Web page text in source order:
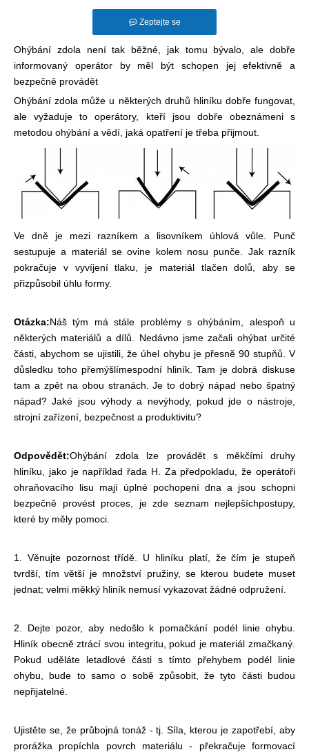
Zeptejte se
Ohýbání zdola není tak běžné, jak tomu bývalo, ale dobře
informovaný operátor by měl být schopen jej efektivně a
bezpečně provádět
Ohýbání zdola může u některých druhů hliníku dobře fungovat,
ale vyžaduje to operátory, kteří jsou dobře obeznámeni s
metodou ohýbání a vědí, jaká opatření je třeba přijmout.
Ve dně je mezi razníkem a lisovníkem úhlová vůle. Punč
sestupuje a materiál se ovine kolem nosu punče. Jak razník
pokračuje v vyvíjení tlaku, je materiál tlačen dolů, aby se
přizpůsobil úhlu formy.
Otázka:Náš tým má stále problémy s ohýbáním, alespoň u
některých materiálů a dílů. Nedávno jsme začali ohýbat určité
části, abychom se ujistili, že úhel ohybu je přesně 90 stupňů. V
důsledku toho přemýšlímespodní hliník. Tam je dobrá diskuse
tam a zpět na obou stranách. Je to dobrý nápad nebo špatný
nápad? Jaké jsou výhody a nevýhody, pokud jde o nástroje,
strojní zařízení, bezpečnost a produktivitu?
Odpovědět:Ohýbání zdola lze provádět s měkčími druhy
hliníku, jako je například řada H. Za předpokladu, že operátoři
ohraňovacího lisu mají úplné pochopení dna a jsou schopni
bezpečně provést proces, je zde seznam nejlepšíchpostupy,
které by měly pomoci.
1. Věnujte pozornost třídě. U hliníku platí, že čím je stupeň
tvrdší, tím větší je množství pružiny, se kterou budete muset
jednat; velmi měkký hliník nemusí vykazovat žádné odpružení.
2. Dejte pozor, aby nedošlo k pomačkání podél linie ohybu.
Hliník obecně ztrácí svou integritu, pokud je materiál zmačkaný.
Pokud uděláte letadlové části s tímto přehybem podél linie
ohybu, bude to samo o sobě způsobit, že tyto části budou
nepřijatelné.
Ujistěte se, že průbojná tonáž - tj. Síla, kterou je zapotřebí, aby
prorážka propíchla povrch materiálu - překračuje formovací